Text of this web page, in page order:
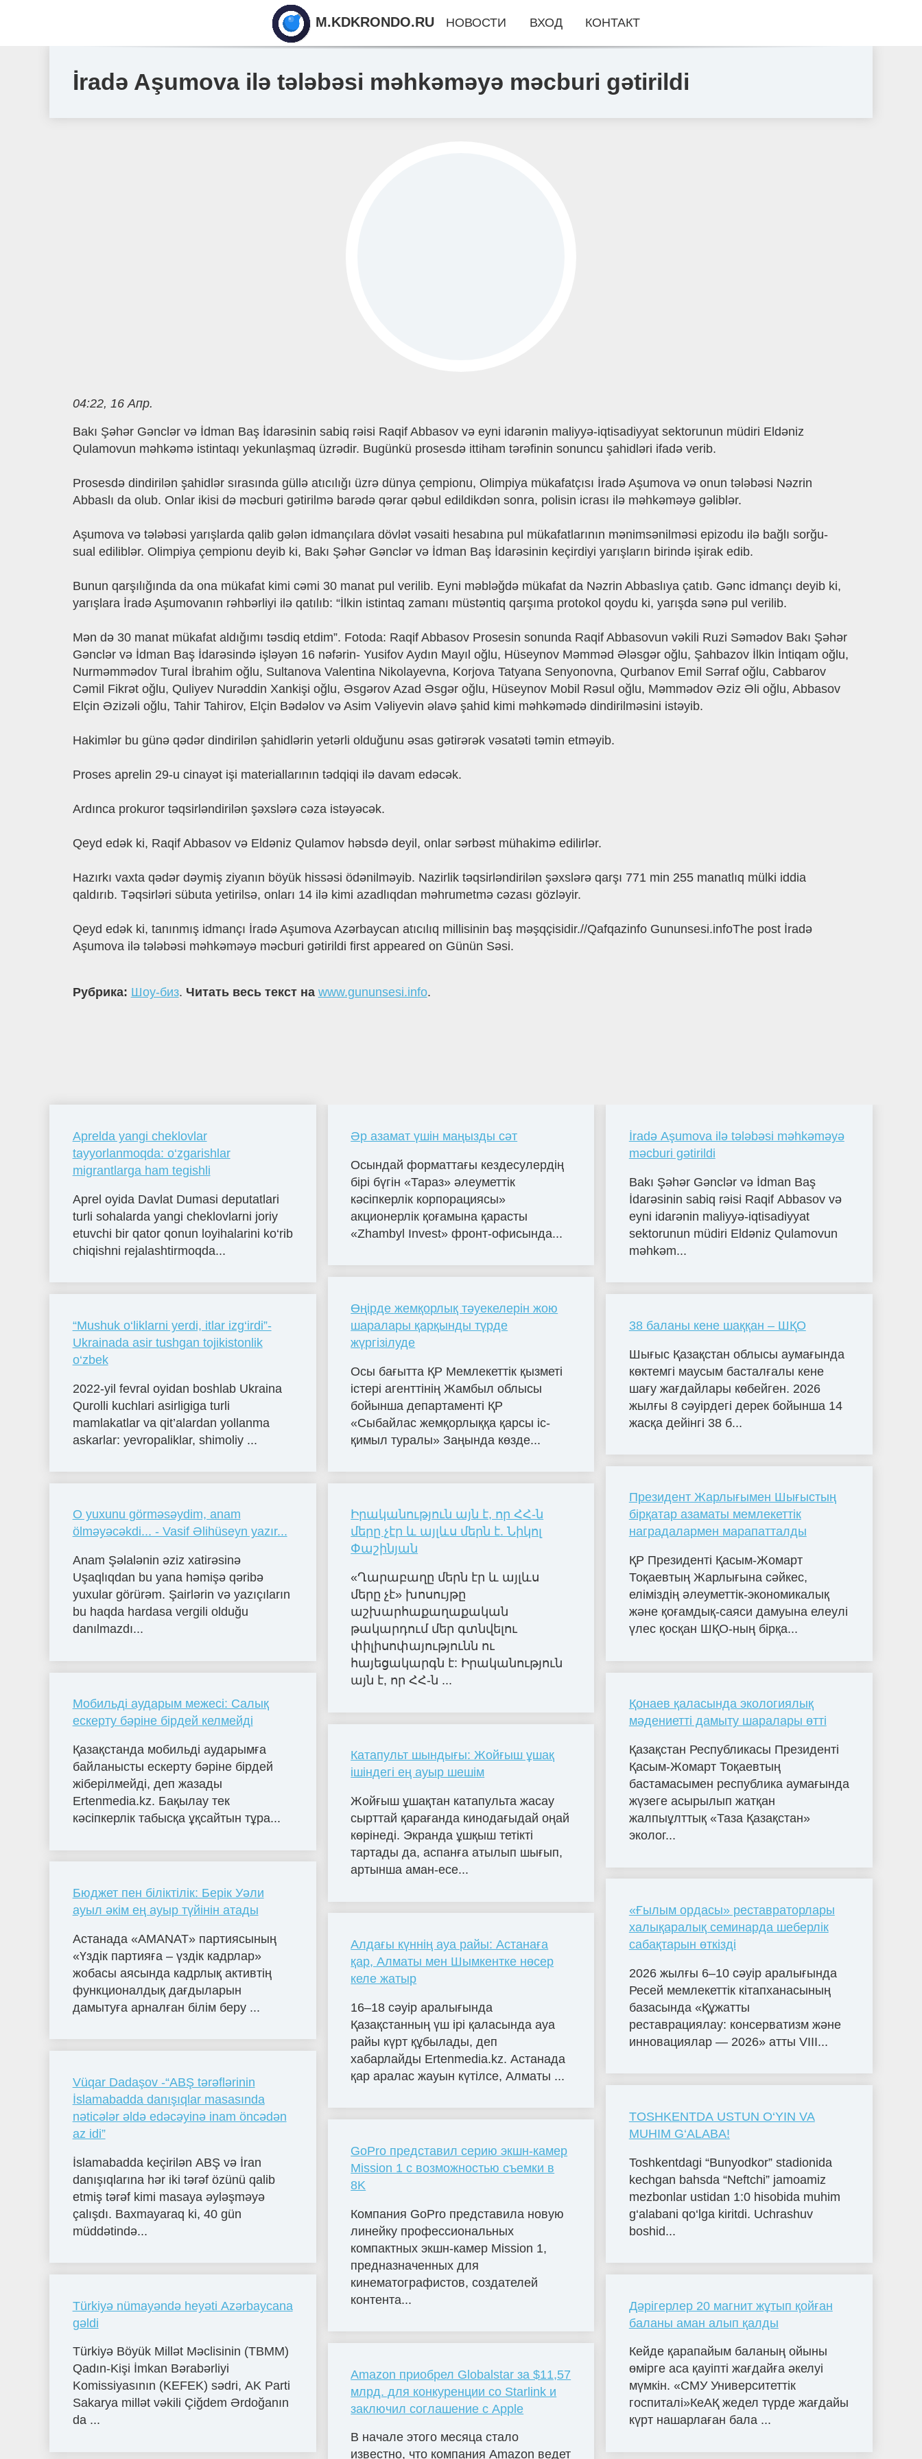
İradə Aşumova ilə tələbəsi məhkəməyə məcburi gətirildi
04:22, 16 Апр.
Bakı Şəhər Gənclər və İdman Baş İdarəsinin sabiq rəisi Raqif Abbasov və eyni idarənin maliyyə-iqtisadiyyat sektorunun müdiri Eldəniz
Qulamovun məhkəmə istintaqı yekunlaşmaq üzrədir. Bugünkü prosesdə ittiham tərəfinin sonuncu şahidləri ifadə verib.
Prosesdə dindirilən şahidlər sırasında güllə atıcılığı üzrə dünya çempionu, Olimpiya mükafatçısı İradə Aşumova və onun tələbəsi Nəzrin
Abbaslı da olub. Onlar ikisi də məcburi gətirilmə barədə qərar qəbul edildikdən sonra, polisin icrası ilə məhkəməyə gəliblər.
Aşumova və tələbəsi yarışlarda qalib gələn idmançılara dövlət vəsaiti hesabına pul mükafatlarının mənimsənilməsi epizodu ilə bağlı sorğu-
sual ediliblər. Olimpiya çempionu deyib ki, Bakı Şəhər Gənclər və İdman Baş İdarəsinin keçirdiyi yarışların birində işirak edib.
Bunun qarşılığında da ona mükafat kimi cəmi 30 manat pul verilib. Eyni məbləğdə mükafat da Nəzrin Abbaslıya çatıb. Gənc idmançı deyib ki,
yarışlara İradə Aşumovanın rəhbərliyi ilə qatılıb: “İlkin istintaq zamanı müstəntiq qarşıma protokol qoydu ki, yarışda sənə pul verilib.
Mən də 30 manat mükafat aldığımı təsdiq etdim”. Fotoda: Raqif Abbasov Prosesin sonunda Raqif Abbasovun vəkili Ruzi Səmədov Bakı Şəhər
Gənclər və İdman Baş İdarəsində işləyən 16 nəfərin- Yusifov Aydın Mayıl oğlu, Hüseynov Məmməd Ələsgər oğlu, Şahbazov İlkin İntiqam oğlu,
Nurməmmədov Tural İbrahim oğlu, Sultanova Valentina Nikolayevna, Korjova Tatyana Senyonovna, Qurbanov Emil Sərraf oğlu, Cabbarov
Cəmil Fikrət oğlu, Quliyev Nurəddin Xankişi oğlu, Əsgərov Azad Əsgər oğlu, Hüseynov Mobil Rəsul oğlu, Məmmədov Əziz Əli oğlu, Abbasov
Elçin Əzizəli oğlu, Tahir Tahirov, Elçin Bədəlov və Asim Vəliyevin əlavə şahid kimi məhkəmədə dindirilməsini istəyib.
Hakimlər bu günə qədər dindirilən şahidlərin yetərli olduğunu əsas gətirərək vəsatəti təmin etməyib.
Proses aprelin 29-u cinayət işi materiallarının tədqiqi ilə davam edəcək.
Ardınca prokuror təqsirləndirilən şəxslərə cəza istəyəcək.
Qeyd edək ki, Raqif Abbasov və Eldəniz Qulamov həbsdə deyil, onlar sərbəst mühakimə edilirlər.
Hazırkı vaxta qədər dəymiş ziyanın böyük hissəsi ödənilməyib. Nazirlik təqsirləndirilən şəxslərə qarşı 771 min 255 manatlıq mülki iddia
qaldırıb. Təqsirləri sübuta yetirilsə, onları 14 ilə kimi azadlıqdan məhrumetmə cəzası gözləyir.
Qeyd edək ki, tanınmış idmançı İradə Aşumova Azərbaycan atıcılıq millisinin baş məşqçisidir.//Qafqazinfo Gununsesi.infoThe post İradə
Aşumova ilə tələbəsi məhkəməyə məcburi gətirildi first appeared on Günün Səsi.
Рубрика: Шоу-биз. Читать весь текст на www.gununsesi.info.
Aprelda yangi cheklovlar
tayyorlanmoqda: o‘zgarishlar
migrantlarga ham tegishli
Aprel oyida Davlat Dumasi deputatlari
turli sohalarda yangi cheklovlarni joriy
etuvchi bir qator qonun loyihalarini ko‘rib
chiqishni rejalashtirmoqda...
“Mushuk o‘liklarni yerdi, itlar izg‘irdi”-
Ukrainada asir tushgan tojikistonlik
o‘zbek
2022-yil fevral oyidan boshlab Ukraina
Qurolli kuchlari asirligiga turli
mamlakatlar va qit’alardan yollanma
askarlar: yevropaliklar, shimoliy ...
O yuxunu görməsəydim, anam
ölməyəcəkdi... - Vasif Əlihüseyn yazır...
Anam Şəlalənin əziz xatirəsinə
Uşaqlıqdan bu yana həmişə qəribə
yuxular görürəm. ­Şairlərin və yazıçıların
bu haqda hardasa vergili olduğu
danılmazdı...
Мобильді аударым межесі: Салық
ескерту бәріне бірдей келмейді
Қазақстанда мобильді аударымға
байланысты ескерту бәріне бірдей
жіберілмейді, деп жазады
Ertenmedia.kz. Бақылау тек
кәсіпкерлік табысқа ұқсайтын тұра...
Бюджет пен біліктілік: Берік Уәли
ауыл әкім ең ауыр түйінін атады
Астанада «AMANAT» партиясының
«Үздік партияға – үздік кадрлар»
жобасы аясында кадрлық активтің
функционалдық дағдыларын
дамытуға арналған білім беру ...
Vüqar Dadaşov -“ABŞ tərəflərinin
İslamabadda danışıqlar masasında
nəticələr əldə edəcəyinə inam öncədən
az idi”
İslamabadda keçirilən ABŞ və İran
danışıqlarına hər iki tərəf özünü qalib
etmiş tərəf kimi masaya əyləşməyə
çalışdı. Baxmayaraq ki, 40 gün
müddətində...
Türkiyə nümayəndə heyəti Azərbaycana
gəldi
Türkiyə Böyük Millət Məclisinin (TBMM)
Qadın-Kişi İmkan Bərabərliyi
Komissiyasının (KEFEK) sədri, AK Parti
Sakarya millət vəkili Çiğdem Ərdoğanın
da ...
Әр азамат үшін маңызды сәт
Осындай форматтағы кездесулердің
бірі бүгін «Тараз» әлеуметтік
кәсіпкерлік корпорациясы»
акционерлік қоғамына қарасты
«Zhambyl Invest» фронт-офисында...
Өңірде жемқорлық тәуекелерін жою
шаралары қарқынды түрде
жүргізілуде
Осы бағытта ҚР Мемлекеттік қызметі
істері агенттінің Жамбыл облысы
бойынша департаменті ҚР
«Сыбайлас жемқорлыққа қарсы іс-
қимыл туралы» Заңында көзде...
Իրականություն այն է, որ ՀՀ-ն
մերը չէր և այլևս մերն է. Նիկոլ
Փաշինյան
«Ղարաբաղը մերն էր և այլևս
մերը չէ» խոսույթը
աշխարհաքաղաքական
թակարդում մեր գտնվելու
փիլիսոփայությունն ու
հայեցակարգն է: Իրականություն
այն է, որ ՀՀ-ն ...
Катапульт шындығы: Жойғыш ұшақ
ішіндегі ең ауыр шешім
Жойғыш ұшақтан катапульта жасау
сырттай қарағанда кинодағыдай оңай
көрінеді. Экранда ұшқыш тетікті
тартады да, аспанға атылып шығып,
артынша аман-есе...
Алдағы күннің ауа райы: Астанаға
қар, Алматы мен Шымкентке нөсер
келе жатыр
16–18 сәуір аралығында
Қазақстанның үш ірі қаласында ауа
райы күрт құбылады, деп
хабарлайды Ertenmedia.kz. Астанада
қар аралас жауын күтілсе, Алматы ...
GoPro представил серию экшн-камер
Mission 1 с возможностью съемки в
8K
Компания GoPro представила новую
линейку профессиональных
компактных экшн-камер Mission 1,
предназначенных для
кинематографистов, создателей
контента...
Amazon приобрел Globalstar за $11,57
млрд. для конкуренции со Starlink и
заключил соглашение с Apple
В начале этого месяца стало
известно, что компания Amazon ведет
İradə Aşumova ilə tələbəsi məhkəməyə
məcburi gətirildi
Bakı Şəhər Gənclər və İdman Baş
İdarəsinin sabiq rəisi Raqif Abbasov və
eyni idarənin maliyyə-iqtisadiyyat
sektorunun müdiri Eldəniz Qulamovun
məhkəm...
38 баланы кене шаққан – ШҚО
Шығыс Қазақстан облысы аумағында
көктемгі маусым басталғалы кене
шағу жағдайлары көбейген. 2026
жылғы 8 сәуірдегі дерек бойынша 14
жасқа дейінгі 38 б...
Президент Жарлығымен Шығыстың
бірқатар азаматы мемлекеттік
наградалармен марапатталды
ҚР Президенті Қасым-Жомарт
Тоқаевтың Жарлығына сәйкес,
еліміздің әлеуметтік-экономикалық
және қоғамдық-саяси дамуына елеулі
үлес қосқан ШҚО-ның бірқа...
Қонаев қаласында экологиялық
мәдениетті дамыту шаралары өтті
Қазақстан Республикасы Президенті
Қасым-Жомарт Тоқаевтың
бастамасымен республика аумағында
жүзеге асырылып жатқан
жалпыұлттық «Таза Қазақстан»
эколог...
«Ғылым ордасы» реставраторлары
халықаралық семинарда шеберлік
сабақтарын өткізді
2026 жылғы 6–10 сәуір аралығында
Ресей мемлекеттік кітапханасының
базасында «Құжатты
реставрациялау: консерватизм және
инновациялар — 2026» атты VIII...
TOSHKENTDA USTUN O‘YIN VA
MUHIM G‘ALABA!
Toshkentdagi “Bunyodkor” stadionida
kechgan bahsda “Neftchi” jamoamiz
mezbonlar ustidan 1:0 hisobida muhim
g‘alabani qo‘lga kiritdi. Uchrashuv
boshid...
Дәрігерлер 20 магнит жұтып қойған
баланы аман алып қалды
Кейде қарапайым баланың ойыны
өмірге аса қауіпті жағдайға әкелуі
мүмкін. «СМУ Университеттік
госпиталі»КеАҚ жедел түрде жағдайы
күрт нашарлаған бала ...
M.KDKRONDO.RU НОВОСТИ ВХОД КОНТАКТ